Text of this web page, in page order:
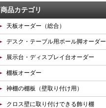
商品カテゴリ
天板オーダー（総合）
デスク・テーブル用ポール脚オーダー
展示台・ディスプレイ台オーダー
棚板オーダー
神棚の棚板（壁取り付け用）
クロス壁に取り付けできる飾り棚